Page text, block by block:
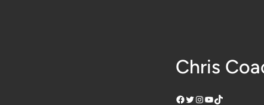
Chris
Facebook Twitter InstagramYouTube TikTok